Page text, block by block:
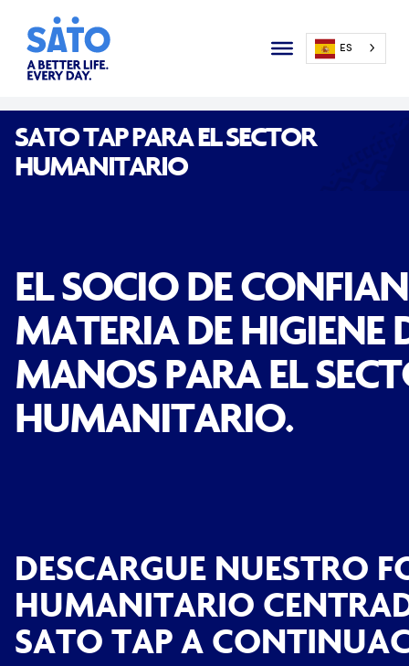
ES
SATO TAP PARA EL SECTOR
HUMANITARIO
EL SOCIO DE
MATERIA DE HIGIENE
MANOS PARA EL
HUMANITARIO.
DESCARGUE NUESTRO
HUMANITARIO
SATO TAP A